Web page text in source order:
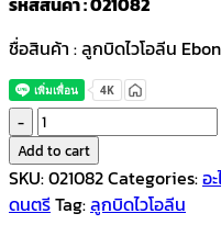
ชื่อสินค้า : ลูกบิดไวโอลีน
ลูกบิด
ไว
โอ
ลีน
Add to cart
SKU:021082Categories:อ
ดนตรีTag:ลูกบิดไวโอลีน